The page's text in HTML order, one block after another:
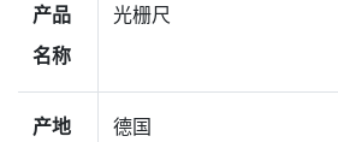
产品
名称
光栅尺
产地 德国